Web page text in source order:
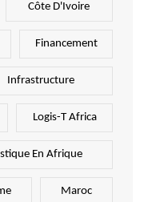
Côte D'Ivoire
Financement
Infrastructure
Logis-T Africa
En Afrique
Maroc